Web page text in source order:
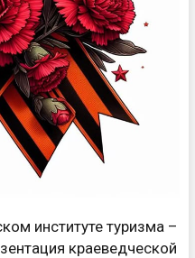
институте туризма –
краеведческой